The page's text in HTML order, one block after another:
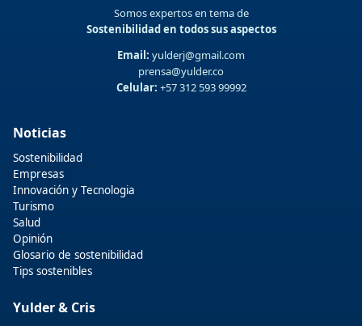
Somos expertos en tema de
Sostenibilidad en todos sus aspectos
Email: yulderj@gmail.com
prensa@yulder.co
Celular: +57 312 593 99992
Noticias
Sostenibilidad
Empresas
Innovación y Tecnologia
Turismo
Salud
Opinión
Glosario de sostenibilidad
Tips sostenibles
Yulder & Cris